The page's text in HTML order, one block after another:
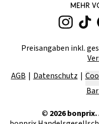
MEHR
Preisangaben inkl.
AGB
Datenschutz
© 2026bonprix.